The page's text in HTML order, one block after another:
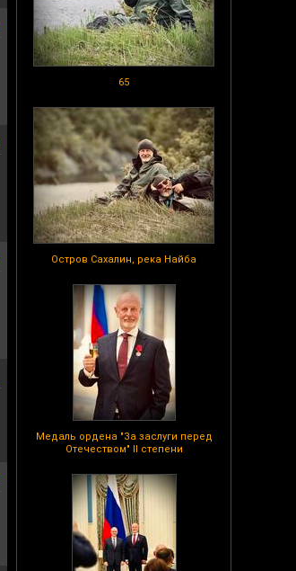
65
Остров Сахалин, река Найба
Медаль ордена "За заслуги перед
Отечеством" II степени